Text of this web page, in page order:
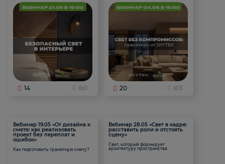
14 661 20 813
Вебинар 19.05 «От дизайна к
смете: как реализовать
проект без переплат и
ошибок»
Как подготовить грамотную смету?
Вебинар 28.05 «Свет в кадре:
расставить роли и отстоять
сцену»
Свет, который формирует
архитектуру пространства.